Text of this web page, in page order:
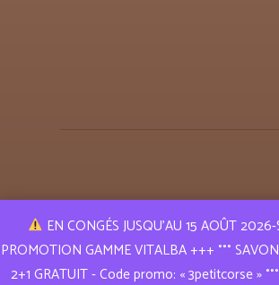
Puressence Aroma © 2019 | Tous droits
EN CONGÉS JUSQU’AU 15 AOÛT 2026-
PROMOTION GAMME VITALBA +++ °°°
2+1 GRATUIT - Code promo: « 3petitcorse »